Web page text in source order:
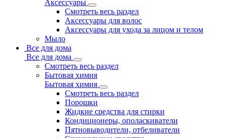
Аксессуары
Смотреть весь раздел
Аксессуары для волос
Аксессуары для ухода за лицом и телом
Мыло
Все для дома
Все для дома
Смотреть весь раздел
Бытовая химия
Бытовая химия
Смотреть весь раздел
Порошки
Жидкие средства для стирки
Кондиционеры, ополаскиватели
Пятновыводители, отбеливатели